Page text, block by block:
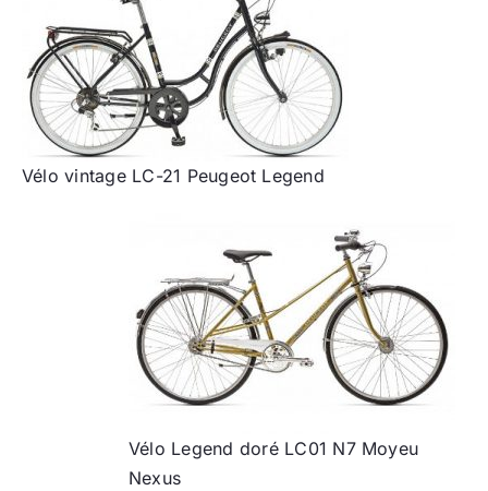
Vélo vintage LC-21 Peugeot Legend
Vélo Legend doré LC01 N7 Moyeu
Nexus